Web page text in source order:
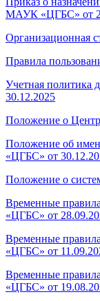
МАУК «ЦГБС» от
Организационная
Правила
Учетная политика
30.12.2025
Положение о
Положение об
«ЦГБС» от
Положение о
Временные
«ЦГБС» от
Временные
«ЦГБС» от
Временные
«ЦГБС» от